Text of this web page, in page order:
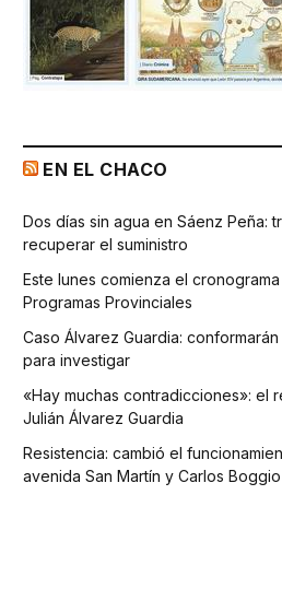
EN EL CHACO
Dos días sin agua en Sáenz Peña:
recuperar el suministro
Este lunes comienza el
Programas Provinciales
Caso Álvarez Guardia:
para investigar
«Hay muchas contradicciones»: el
Julián Álvarez Guardia
Resistencia: cambió el
avenida San Martín y Carlos Boggio